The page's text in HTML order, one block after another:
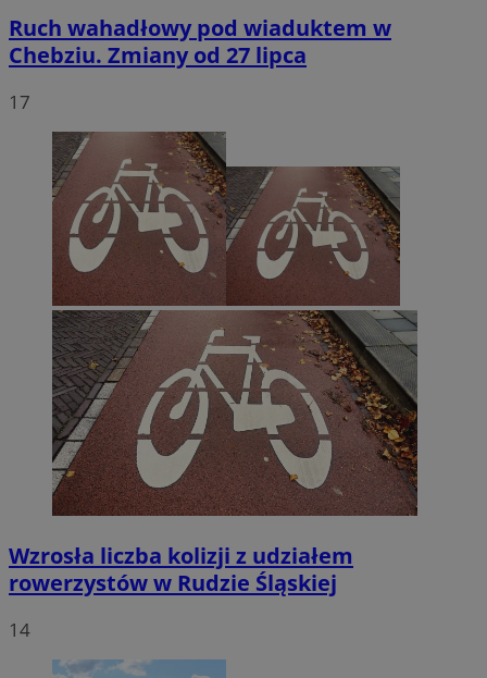
Ruch wahadłowy pod wiaduktem w
Chebziu. Zmiany od 27 lipca
17
Wzrosła liczba kolizji z udziałem
rowerzystów w Rudzie Śląskiej
14